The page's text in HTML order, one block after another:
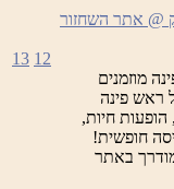
מוזמנים
ראש פינה
חיות,
חופשית!
יצא סיור מודרך באתר
12
13